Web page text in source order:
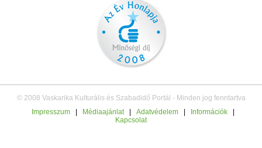
© 2008 Vaskarika Kulturális és Szabadidő Portál - Minden jog fenntartva
Impresszum
Médiaajánlat Adatvédelem Információk
Kapcsolat